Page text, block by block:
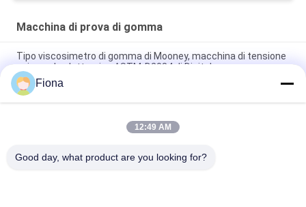
Macchina di prova di gomma
Tipo viscosimetro di gomma di Mooney, macchina di tensione
universale elettronica ASTM-D2084 di Digital
Macchina di prova di gomma utilizzata laboratorio del singolo
del chip reometro di controllo senza rotore
Macchina di prova meccanica Charpy di impatto elettronico di
Fiona
12:49 AM
Good day, what product are you looking for?